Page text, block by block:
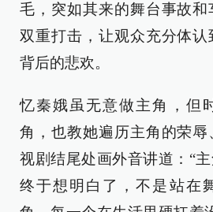
毛，突如其来的舞台事故
双重打击，让观众充分体
背后的悲欢。
忆秦娥虽无意做主角，但
角，也教她遍历主角的荣
视剧结尾处画外音讲道：“
终于想明白了，不是站在